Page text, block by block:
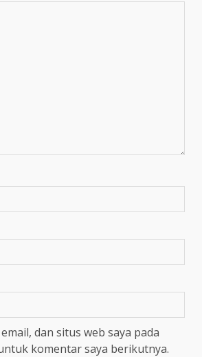
dan situs web saya pada
komentar saya berikutnya.